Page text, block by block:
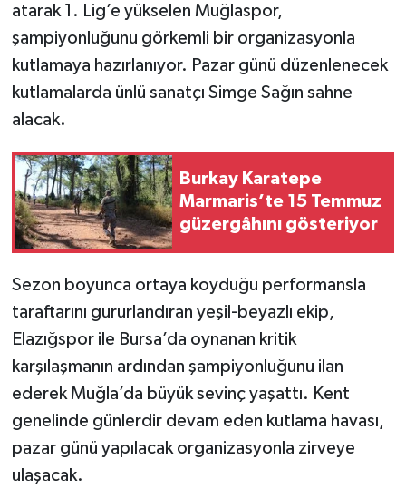
atarak 1. Lig’e yükselen Muğlaspor,
şampiyonluğunu görkemli bir organizasyonla
kutlamaya hazırlanıyor. Pazar günü düzenlenecek
kutlamalarda ünlü sanatçı Simge Sağın sahne
alacak.
Burkay Karatepe
Marmaris’te 15 Temmuz
güzergâhını gösteriyor
Sezon boyunca ortaya koyduğu performansla
taraftarını gururlandıran yeşil-beyazlı ekip,
Elazığspor ile Bursa’da oynanan kritik
karşılaşmanın ardından şampiyonluğunu ilan
ederek Muğla’da büyük sevinç yaşattı. Kent
genelinde günlerdir devam eden kutlama havası,
pazar günü yapılacak organizasyonla zirveye
ulaşacak.